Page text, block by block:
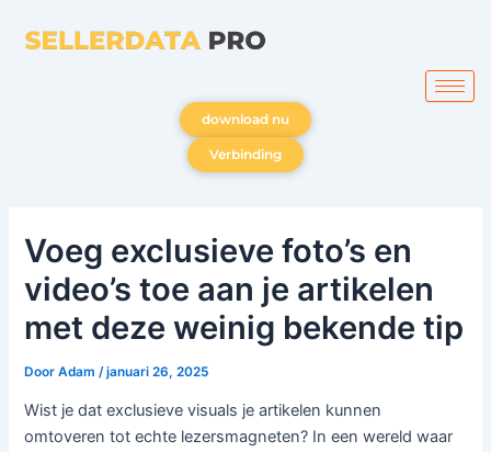
naar
download nu
Verbinding
Voeg exclusieve foto’s en
video’s toe aan je artikelen
met deze weinig bekende tip
DoorAdam /januari 26, 2025
Wist je dat exclusieve visuals je artikelen kunnen
omtoveren tot echte lezersmagneten? In een wereld waar